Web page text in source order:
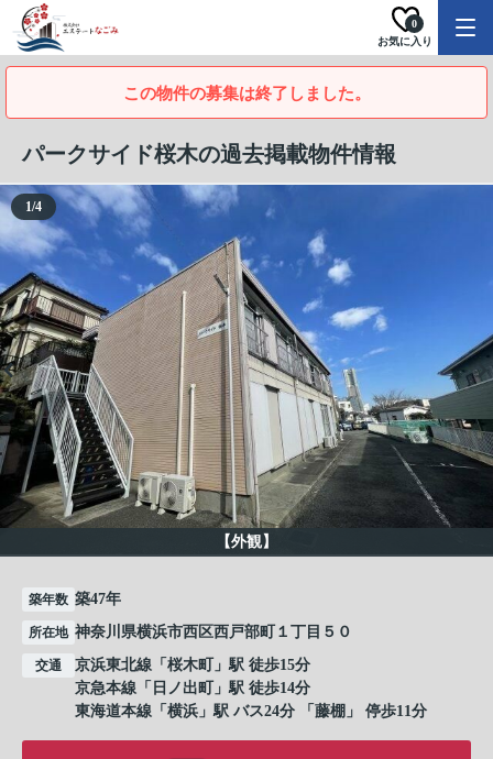
お気に入り
0
この物件の募集は終了しました。
パークサイド桜木の過去掲載物件情報
【外観】
1/4
築年数 築47年
所在地 神奈川県横浜市西区西戸部町１丁目５０
交通 京浜東北線 「 桜木町
」駅 徒歩15分
京急本線 「 日ノ出町
」駅 徒歩14分
東海道本線 「 横浜 」駅 バス24分 「藤棚」 停歩11分